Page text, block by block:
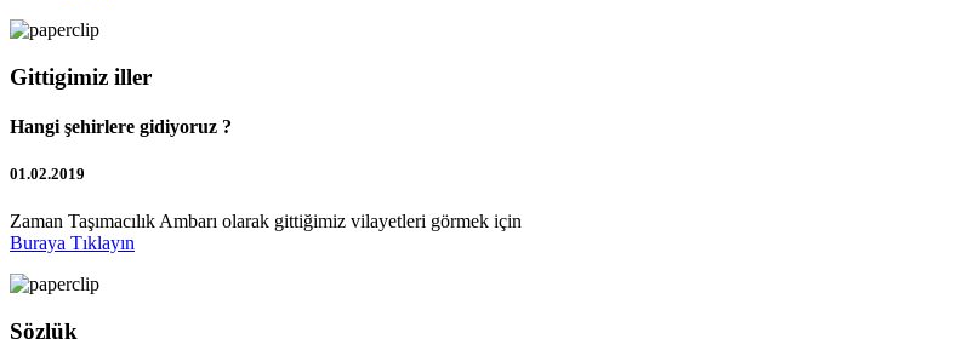
Gittigimiz iller
Hangi şehirlere gidiyoruz ?
01.02.2019
Zaman Taşımacılık Ambarı olarak gittiğimiz vilayetleri görmek için
Buraya Tıklayın
Sözlük